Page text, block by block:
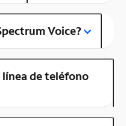
Voice?
línea de teléfono